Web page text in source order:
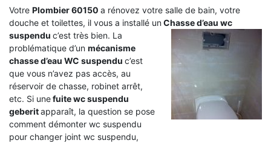
Votre Plombier 60150 a rénovez votre salle de bain, votre
douche et toilettes, il vous a installé unChasse d’eau wc
suspendu c’est très bien. La
problématique d’un mécanisme
chasse d’eau WC suspendu c’est
que vous n’avez pas accès, au
réservoir de chasse, robinet arrêt,
etc. Si unefuite wc suspendu
geberitapparaît, la question se pose
comment démonter wc suspendu
pour changer joint wc suspendu,